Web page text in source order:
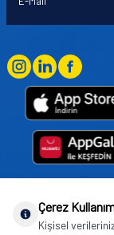
Goodyear (and Winged
Tire & Rubber
Çerez
Kişisel